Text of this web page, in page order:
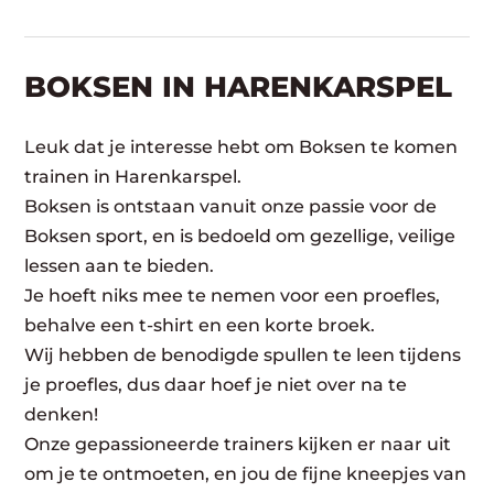
BOKSEN IN HARENKARSPEL
Leuk dat je interesse hebt om Boksen te komen
trainen in Harenkarspel.
Boksen is ontstaan vanuit onze passie voor de
Boksen sport, en is bedoeld om gezellige, veilige
lessen aan te bieden.
Je hoeft niks mee te nemen voor een proefles,
behalve een t-shirt en een korte broek.
Wij hebben de benodigde spullen te leen tijdens
je proefles, dus daar hoef je niet over na te
denken!
Onze gepassioneerde trainers kijken er naar uit
om je te ontmoeten, en jou de fijne kneepjes van